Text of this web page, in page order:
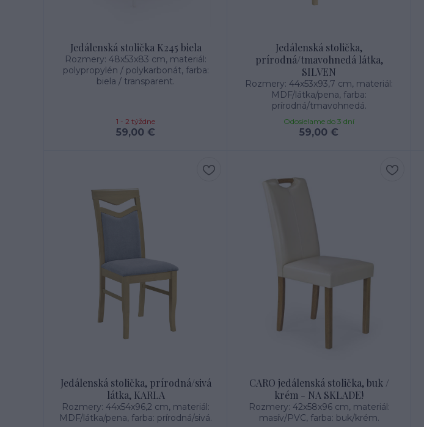
Jedálenská stolička K245 biela
Rozmery: 48x53x83 cm, materiál:
polypropylén / polykarbonát, farba:
biela / transparent.
59,00 €
1 - 2 týždne
Jedálenská stolička,
prírodná/tmavohnedá látka,
SILVEN
Rozmery: 44x53x93,7 cm, materiál:
MDF/látka/pena, farba:
prírodná/tmavohnedá.
59,00 €
Odosielame do 3 dní
Jedálenská stolička, prírodná/sivá
látka, KARLA
Rozmery: 44x54x96,2 cm, materiál:
MDF/látka/pena, farba: prírodná/sivá.
CARO jedálenská stolička, buk /
krém - NA SKLADE!
Rozmery: 42x58x96 cm, materiál:
masív/PVC, farba: buk/krém.